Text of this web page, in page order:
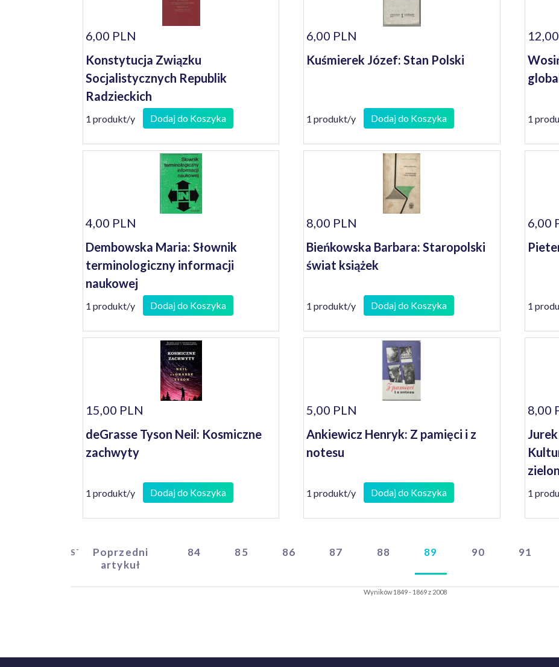
6,00 PLN
Konstytucja Związku
Socjalistycznych Republik
Radzieckich
1 produkt/y Dodaj do Koszyka
6,00 PLN
Kuśmierek Józef: Stan Polski
1 produkt/y Dodaj do Koszyka 1
4,00 PLN
Dembowska Maria: Słownik
terminologiczny informacji
naukowej
1 produkt/y Dodaj do Koszyka
8,00 PLN
Bieńkowska Barbara: Staropolski
świat książek
1 produkt/y Dodaj do Koszyka
6,00
1
15,00 PLN
deGrasse Tyson Neil: Kosmiczne
zachwyty
1 produkt/y Dodaj do Koszyka
5,00 PLN
Ankiewicz Henryk: Z pamięci i z
notesu
1 produkt/y Dodaj do Koszyka
8,00
1
STARTPoprzedni
artykuł
84 85 86 87 88 89 90 91
Wyników 1849 - 1869 z 2008